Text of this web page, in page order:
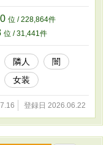
位 / 228,864件
位 / 31,441件
隣人
闇
女装
登録日 2026.06.22